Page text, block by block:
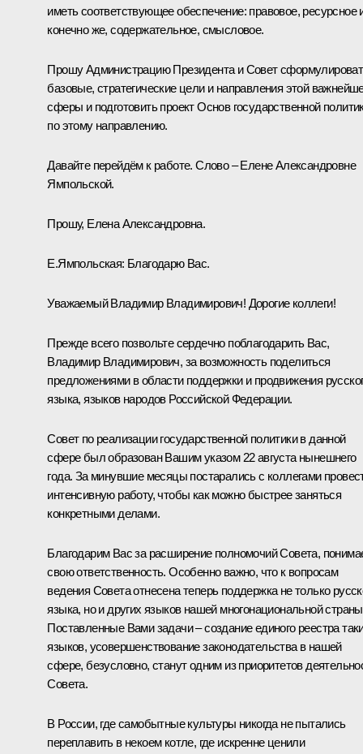
иметь соответствующее обеспечение: правовое, ресурсное
конечно же, содержательное, смысловое.
Прошу Администрацию Президента и Совет
базовые, стратегические цели и направления этой
сферы и подготовить проект Основ государственной
по этому направлению.
Давайте перейдём к работе. Слово – Елене Александровне
Ямпольской.
Прошу, Елена Александровна.
Е.Ямпольская: Благодарю Вас.
Уважаемый Владимир Владимирович! Дорогие коллеги!
Прежде всего позвольте сердечно поблагодарить Вас,
Владимир Владимирович, за возможность поделиться
предложениями в области поддержки и продвижения
языка, языков народов Российской Федерации.
Совет по реализации государственной политики в данной
сфере был образован Вашим указом 22 августа нынешнего
года. За минувшие месяцы постарались с коллегами
интенсивную работу, чтобы как можно быстрее заняться
конкретными делами.
Благодарим Вас за расширение полномочий Совета,
свою ответственность. Особенно важно, что к вопросам
ведения Совета отнесена теперь поддержка не только
языка, но и других языков нашей многонациональной
Поставленные Вами задачи – создание единого реестра
языков, усовершенствование законодательства в нашей
сфере, безусловно, станут одним из приоритетов
Совета.
В России, где самобытные культуры никогда не пытались
переплавить в некоем котле, где искренне ценили